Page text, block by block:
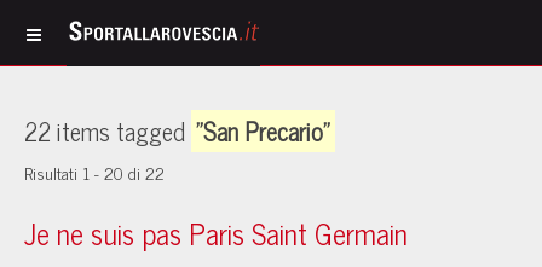
22 items tagged "San Precario"
Risultati 1 - 20 di 22
Je ne suis pas Paris Saint Germain